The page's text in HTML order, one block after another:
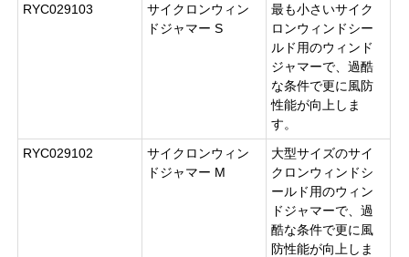
RYC029103
サイクロンウィン
ドジャマー S
最も小さいサイク
ロンウィンドシー
ルド用のウィンド
ジャマーで、過酷
な条件で更に風防
性能が向上しま
す。
RYC029102
サイクロンウィン
ドジャマー M
大型サイズのサイ
クロンウィンドシ
ールド用のウィン
ドジャマーで、過
酷な条件で更に風
防性能が向上しま